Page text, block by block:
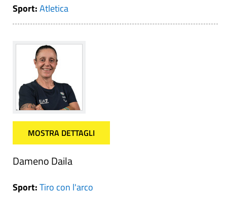
Sport:Atletica
MOSTRA DETTAGLI
Dameno Daila
Sport:Tiro con l'arco